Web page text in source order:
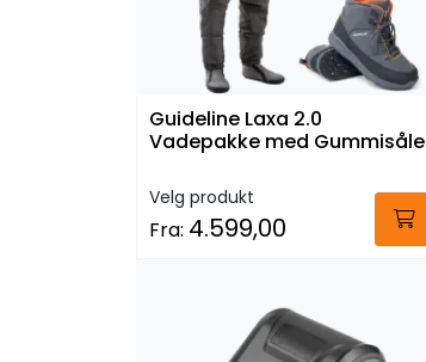
Guideline Laxa 2.0
Vadepakke med Gummisåle
Velg produkt
Fra: 4.599,00